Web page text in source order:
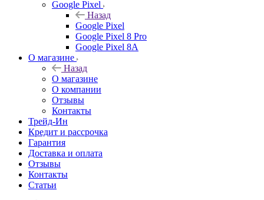
Google Pixel
Назад
Google Pixel
Google Pixel 8 Pro
Google Pixel 8A
О магазине
Назад
О магазине
О компании
Отзывы
Контакты
Трейд-Ин
Кредит и рассрочка
Гарантия
Доставка и оплата
Отзывы
Контакты
Статьи